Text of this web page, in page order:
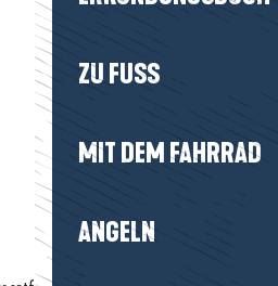
ZU FUSS
MIT DEM FAHRRAD
ANGELN